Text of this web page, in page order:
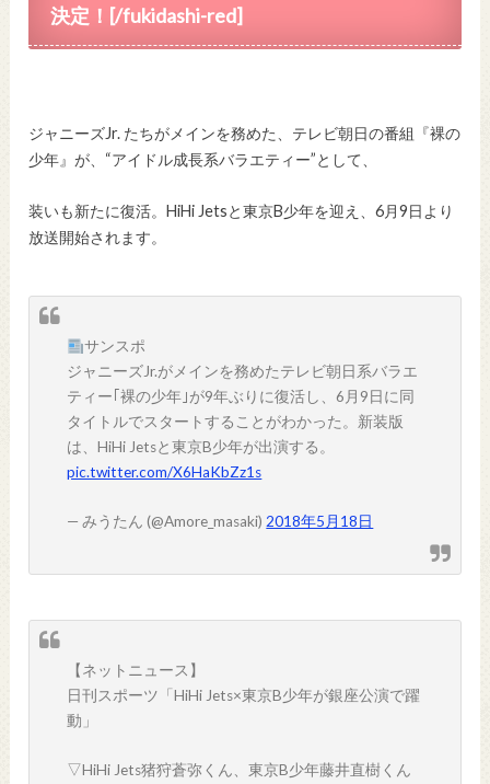
決定！ [/fukidashi-red]
ジャニーズJr. たちがメインを務めた、テレビ朝日の番組『裸の
少年』が、“アイドル成長系バラエティー”として、
装いも新たに復活。HiHi Jetsと東京B少年を迎え、6月9日より
放送開始されます。
サンスポ
ジャニーズJr.がメインを務めたテレビ朝日系バラエ
ティー｢裸の少年｣が9年ぶりに復活し、6月9日に同
タイトルでスタートすることがわかった。新装版
は、HiHi Jetsと東京B少年が出演する。
pic.twitter.com/X6HaKbZz1s
— みうたん (@Amore_masaki) 2018年5月18日
【ネットニュース】
日刊スポーツ「HiHi Jets×東京B少年が銀座公演で躍
動」
▽HiHi Jets猪狩蒼弥くん、東京B少年藤井直樹くん